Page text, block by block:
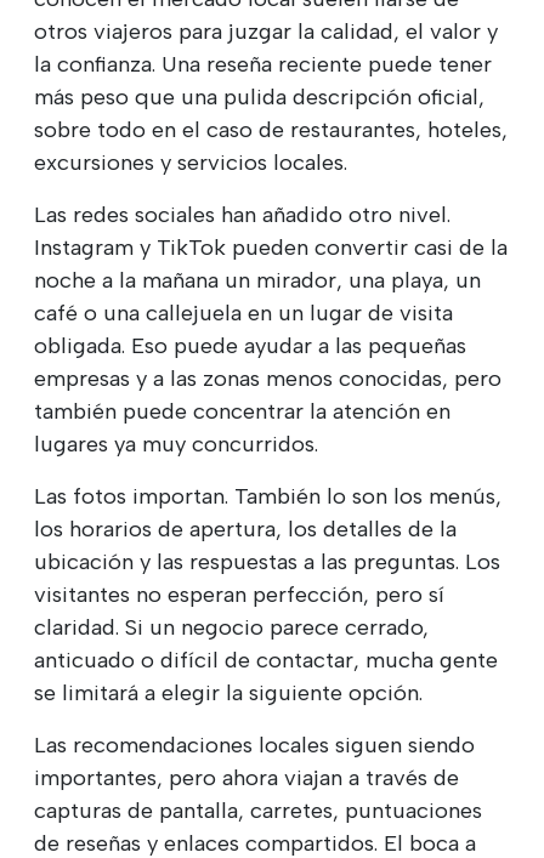
otros viajeros para juzgar la calidad, el valor y
la confianza. Una reseña reciente puede tener
más peso que una pulida descripción oficial,
sobre todo en el caso de restaurantes, hoteles,
excursiones y servicios locales.
Las redes sociales han añadido otro nivel.
Instagram y TikTok pueden convertir casi de la
noche a la mañana un mirador, una playa, un
café o una callejuela en un lugar de visita
obligada. Eso puede ayudar a las pequeñas
empresas y a las zonas menos conocidas, pero
también puede concentrar la atención en
lugares ya muy concurridos.
Las fotos importan. También lo son los menús,
los horarios de apertura, los detalles de la
ubicación y las respuestas a las preguntas. Los
visitantes no esperan perfección, pero sí
claridad. Si un negocio parece cerrado,
anticuado o difícil de contactar, mucha gente
se limitará a elegir la siguiente opción.
Las recomendaciones locales siguen siendo
importantes, pero ahora viajan a través de
capturas de pantalla, carretes, puntuaciones
de reseñas y enlaces compartidos. El boca a